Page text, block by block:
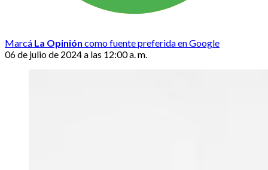
Marcá La Opinión como fuente preferida en Google
06 de julio de 2024 a las 12:00 a. m.